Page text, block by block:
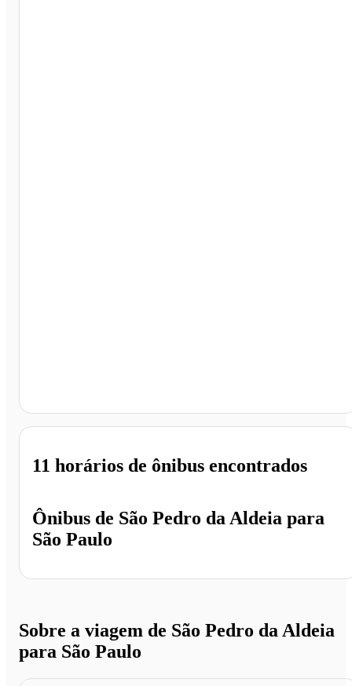
Ônibus de São Pedro da Aldeia para
São Paulo
11 horários de ônibus encontrados
Sobre a viagem de São Pedro da Aldeia
para São Paulo